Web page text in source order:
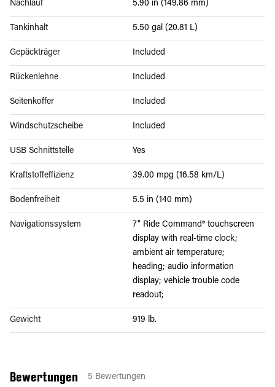
Nachlauf 5.90 in (149.86 mm)
Tankinhalt 5.50 gal (20.81 L)
Gepäckträger Included
Rückenlehne Included
Seitenkoffer Included
Windschutzscheibe Included
USB Schnittstelle Yes
Kraftstoffeffizienz 39.00 mpg (16.58 km/L)
Bodenfreiheit 5.5 in (140 mm)
Navigationssystem
7" Ride Command® touchscreen
display with real-time clock;
ambient air temperature;
heading; audio information
display; vehicle trouble code
readout;
Gewicht 919 lb.
Bewertungen 5 Bewertungen